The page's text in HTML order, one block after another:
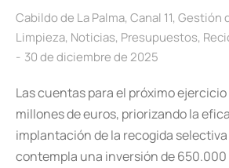
Cabildo de La Palma, Canal 11, Gestión
Limpieza, Noticias, Presupuestos,
30 de diciembre de 2025
Las cuentas para el próximo
millones de euros, priorizando la
implantación de la recogida
contempla una inversión de 650.000